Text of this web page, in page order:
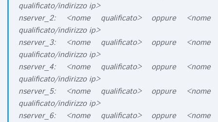
qualificato/indirizzo ip>
nserver_2: <nome qualificato> oppure <nome
qualificato/indirizzo ip>
nserver_3: <nome qualificato> oppure <nome
qualificato/indirizzo ip>
nserver_4: <nome qualificato> oppure <nome
qualificato/indirizzo ip>
nserver_5: <nome qualificato> oppure <nome
qualificato/indirizzo ip>
nserver_6: <nome qualificato> oppure <nome